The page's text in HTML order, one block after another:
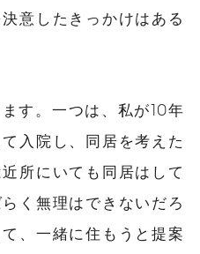
意したきっかけはある
す。一つは、私が10年
入院し、同居を考えた
所にいても同居はして
く無理はできないだろ
、一緒に住もうと提案